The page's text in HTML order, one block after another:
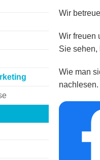
Wir
Wir freuen
Sie sehen,
Wie man
nachlesen.